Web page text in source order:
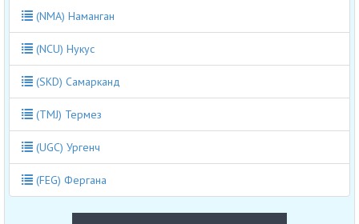
(NMA) Наманган
(NCU) Нукус
(SKD) Самарканд
(TMJ) Термез
(UGC) Ургенч
(FEG) Фергана